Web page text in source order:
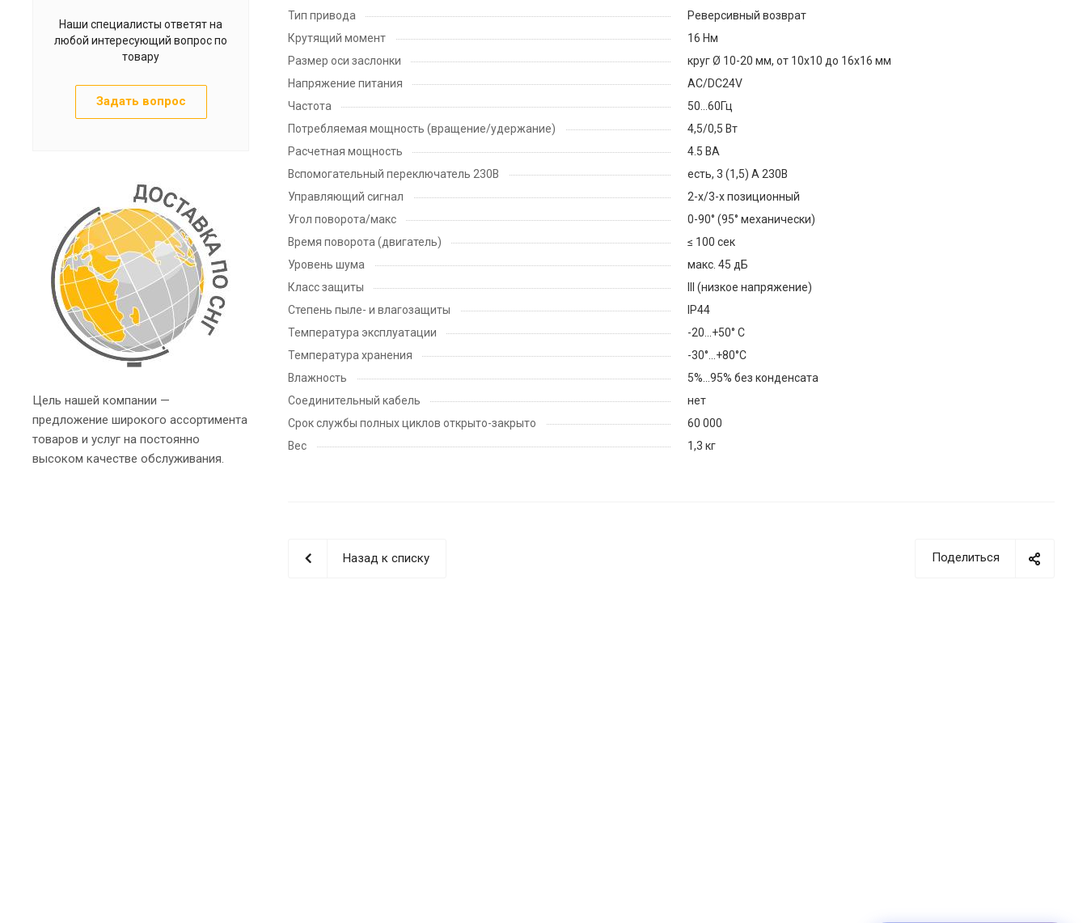
Тип привода
Реверсивный возврат
Крутящий момент
16 Нм
Размер оси заслонки
круг Ø 10-20 мм, от 10х10 до 16х16 мм
Напряжение питания
AC/DC24V
Частота
50...60Гц
Потребляемая мощность (вращение/удержание)
4,5/0,5 Вт
Расчетная мощность
4.5 ВА
Вспомогательный переключатель 230B
есть, 3 (1,5) А 230В
Управляющий сигнал
2-х/3-х позиционный
Угол поворота/макс
0-90° (95° механически)
Время поворота (двигатель)
≤ 100 сек
Уровень шума
макс. 45 дБ
Класс защиты
III (низкое напряжение)
Степень пыле- и влагозащиты
IP44
Температура эксплуатации
-20...+50° С
Температура хранения
-30°…+80°С
Влажность
5%…95% без конденсата
Соединительный кабель
нет
Срок службы полных циклов открыто-закрыто
60 000
Вес
1,3 кг
Поделиться
Назад к списку
Наши специалисты ответят на
любой интересующий вопрос по
товару
Задать вопрос
Цель нашей компании —
предложение широкого ассортимента
товаров и услуг на постоянно
высоком качестве обслуживания.